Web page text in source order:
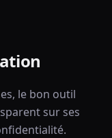
le bon outil
sur ses